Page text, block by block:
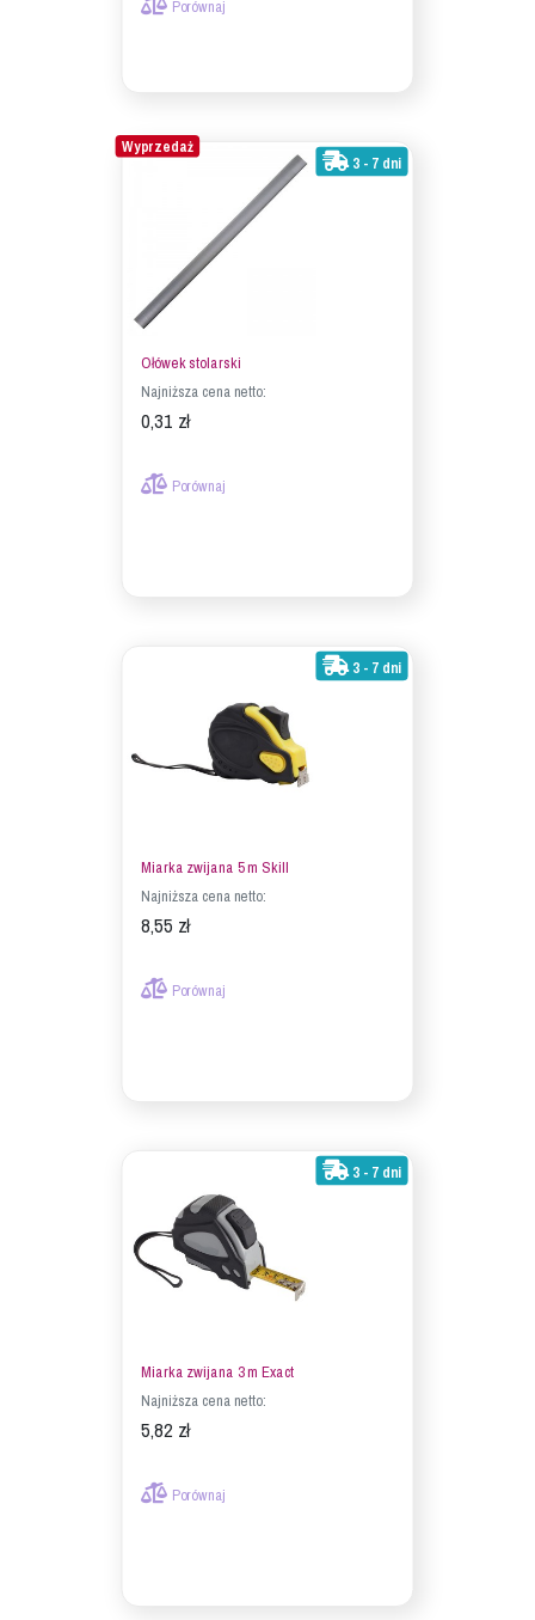
Porównaj
3 - 7 dni
Wyprzedaż
Ołówek stolarski
Najniższa cena netto:
0,31 zł
Porównaj
3 - 7 dni
Miarka zwijana 5 m Skill
Najniższa cena netto:
8,55 zł
Porównaj
3 - 7 dni
Miarka zwijana 3 m Exact
Najniższa cena netto:
5,82 zł
Porównaj